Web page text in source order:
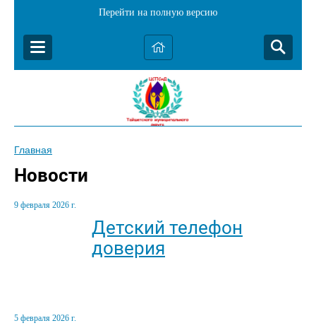
Перейти на полную версию
Главная
Новости
9 февраля 2026 г.
Детский телефон
доверия
5 февраля 2026 г.